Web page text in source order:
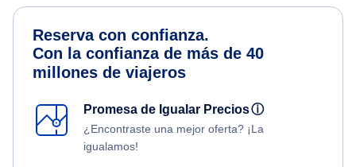
Reserva con confianza.
Con la confianza de más de 40
millones de viajeros
Promesa de Igualar Preciosⓘ
¿Encontraste una mejor oferta? ¡La
igualamos!